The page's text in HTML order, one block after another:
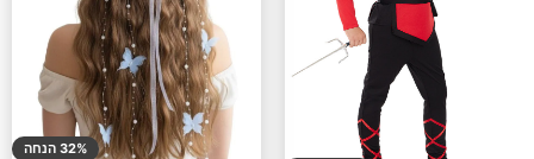
32% הנחה